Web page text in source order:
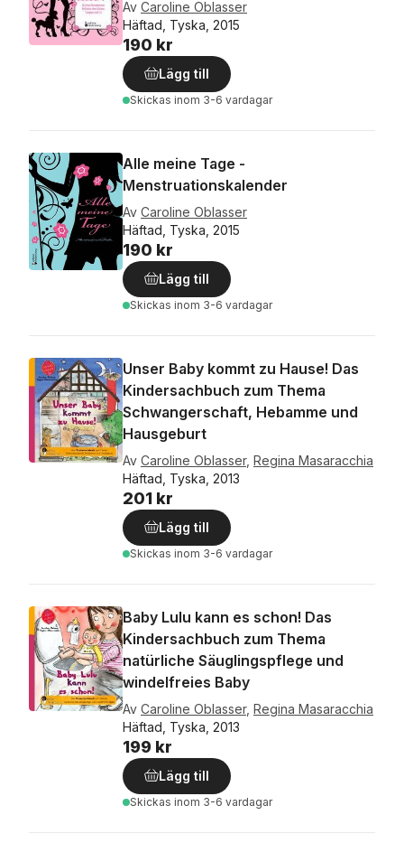
Av Caroline Oblasser
Häftad, Tyska, 2015
190 kr
Lägg till
Skickas inom 3-6 vardagar
Alle meine Tage -
Menstruationskalender
Av Caroline Oblasser
Häftad, Tyska, 2015
190 kr
Lägg till
Skickas inom 3-6 vardagar
Unser Baby kommt zu Hause! Das
Kindersachbuch zum Thema
Schwangerschaft, Hebamme und
Hausgeburt
Av Caroline Oblasser, Regina Masaracchia
Häftad, Tyska, 2013
201 kr
Lägg till
Skickas inom 3-6 vardagar
Baby Lulu kann es schon! Das
Kindersachbuch zum Thema
natürliche Säuglingspflege und
windelfreies Baby
Av Caroline Oblasser, Regina Masaracchia
Häftad, Tyska, 2013
199 kr
Lägg till
Skickas inom 3-6 vardagar